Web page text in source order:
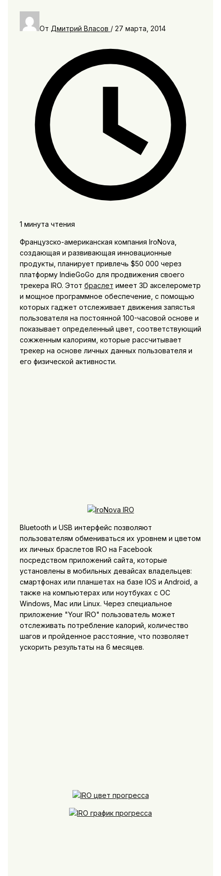
От Дмитрий Власов / 27 марта, 2014
1 минута чтения
Французско-американская компания IroNova,
создающая и развивающая инновационные
продукты, планирует привлечь $50 000 через
платформу IndieGoGo для продвижения своего
трекера IRO. Этот браслет имеет 3D акселерометр
и мощное программное обеспечение, с помощью
которых гаджет отслеживает движения запястья
пользователя на постоянной 100-часовой основе и
показывает определенный цвет, соответствующий
сожженным калориям, которые рассчитывает
трекер на основе личных данных пользователя и
его физической активности.
Bluetooth и USB интерфейс позволяют
пользователям обмениваться их уровнем и цветом
их личных браслетов IRO на Facebook
посредством приложений сайта, которые
установлены в мобильных девайсах владельцев:
смартфонах или планшетах на базе IOS и Android, а
также на компьютерах или ноутбуках с ОС
Windows, Mac или Linux. Через специальное
приложение "Your IRO" пользователь может
отслеживать потребление калорий, количество
шагов и пройденное расстояние, что позволяет
ускорить результаты на 6 месяцев.